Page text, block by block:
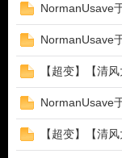
NormanUsave
NormanUsave
【超变】【清
NormanUsave
【超变】【清